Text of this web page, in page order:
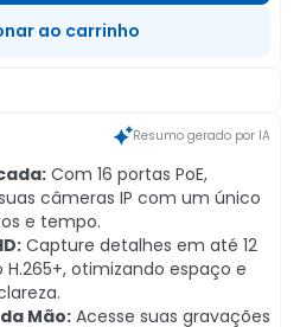
ao carrinho
Resumo gerado por IA
Com 16 portas PoE,
câmeras IP com um único
e tempo.
Capture detalhes em até 12
otimizando espaço e
Mão: Acesse suas gravações